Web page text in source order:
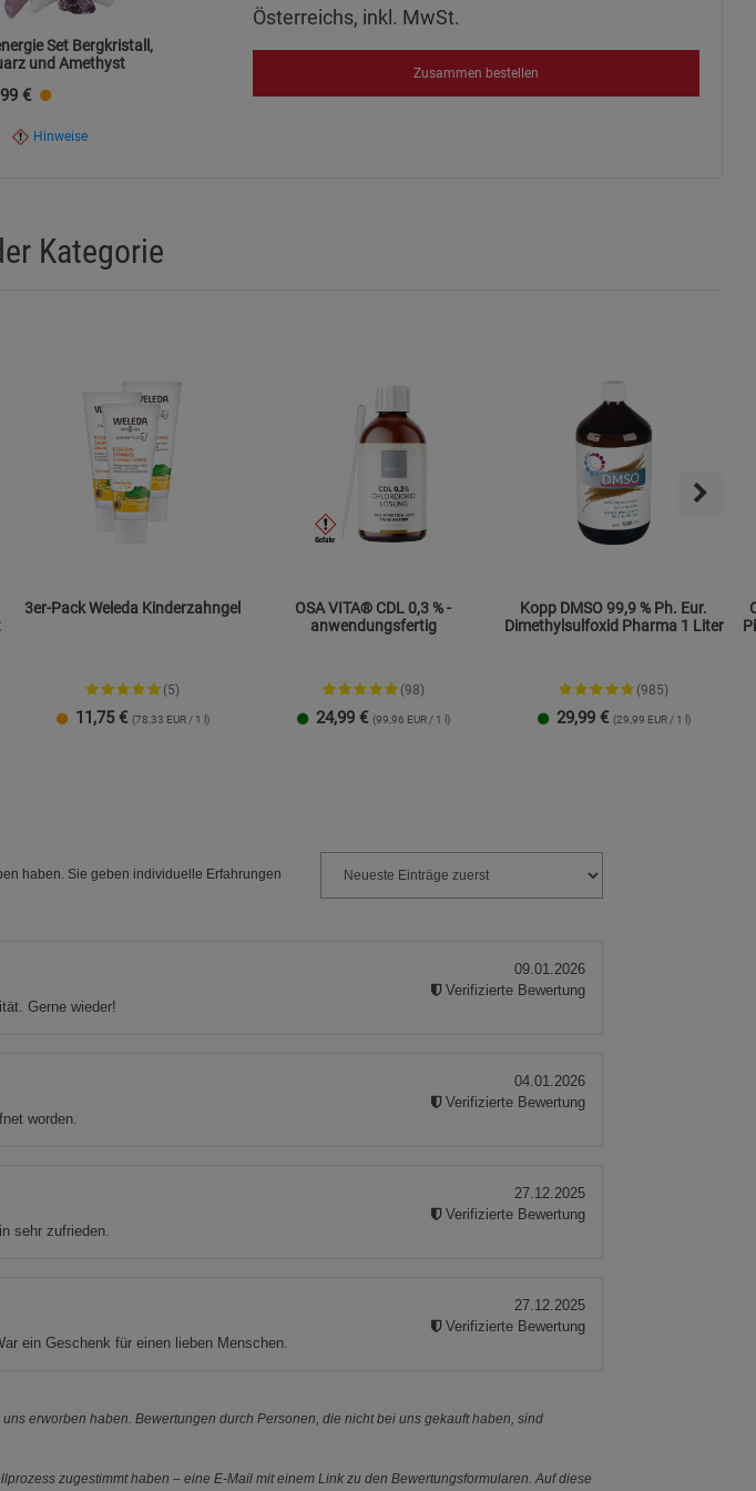
Set Bergkristall,
und Amethyst
€
Hinweise
Österreichs, inkl. MwSt.
Zusammen bestellen
Kategorie
3er-Pack Weleda Kinderzahngel
(5)
11,75 € (78,33 EUR / 1 l)
OSA VITA® CDL 0,3 % -
anwendungsfertig
(98)
24,99 € (99,96 EUR / 1 l)
Kopp DMSO 99,9 % Ph. Eur.
Dimethylsulfoxid Pharma 1 Liter
(985)
29,99 € (29,99 EUR / 1 l)
haben. Sie geben individuelle Erfahrungen
Gerne wieder!
09.01.2026
Verifizierte Bewertung
worden.
04.01.2026
Verifizierte Bewertung
sehr zufrieden.
27.12.2025
Verifizierte Bewertung
ein Geschenk für einen lieben Menschen.
27.12.2025
Verifizierte Bewertung
erworben haben. Bewertungen durch Personen, die nicht bei uns gekauft haben, sind
zugestimmt haben – eine E-Mail mit einem Link zu den Bewertungsformularen. Auf diese
Marketing Cookies
anzeigen
Datenschutzerklärung